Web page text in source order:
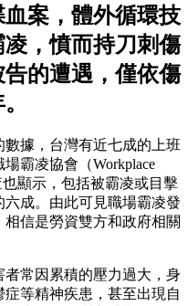
案，體外循環技
，憤而持刀刺傷
的遭遇，僅依傷
據，台灣有近七成的上班
霸凌協會（Workplace
也顯示，包括被霸凌或目擊
成。由此可見職場霸凌發
信是勞資雙方和政府相關
者常因累積的壓力過大，身
等精神疾患，甚至出現自